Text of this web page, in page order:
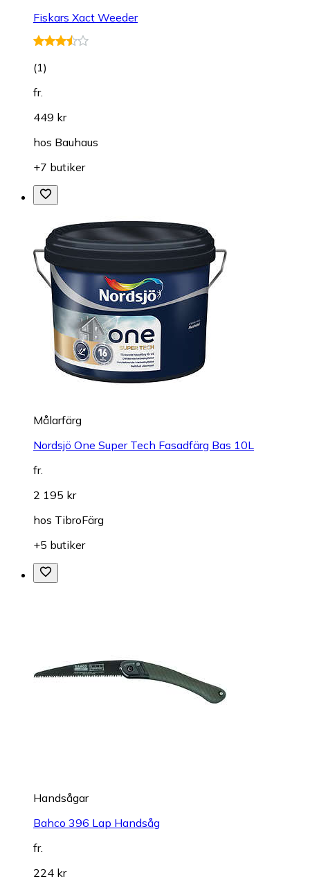
Fiskars Xact Weeder
(1)
fr.
449 kr
hos Bauhaus
+7 butiker
Målarfärg
Nordsjö One Super Tech Fasadfärg Bas 10L
fr.
2 195 kr
hos TibroFärg
+5 butiker
Handsågar
Bahco 396 Lap Handsåg
fr.
224 kr